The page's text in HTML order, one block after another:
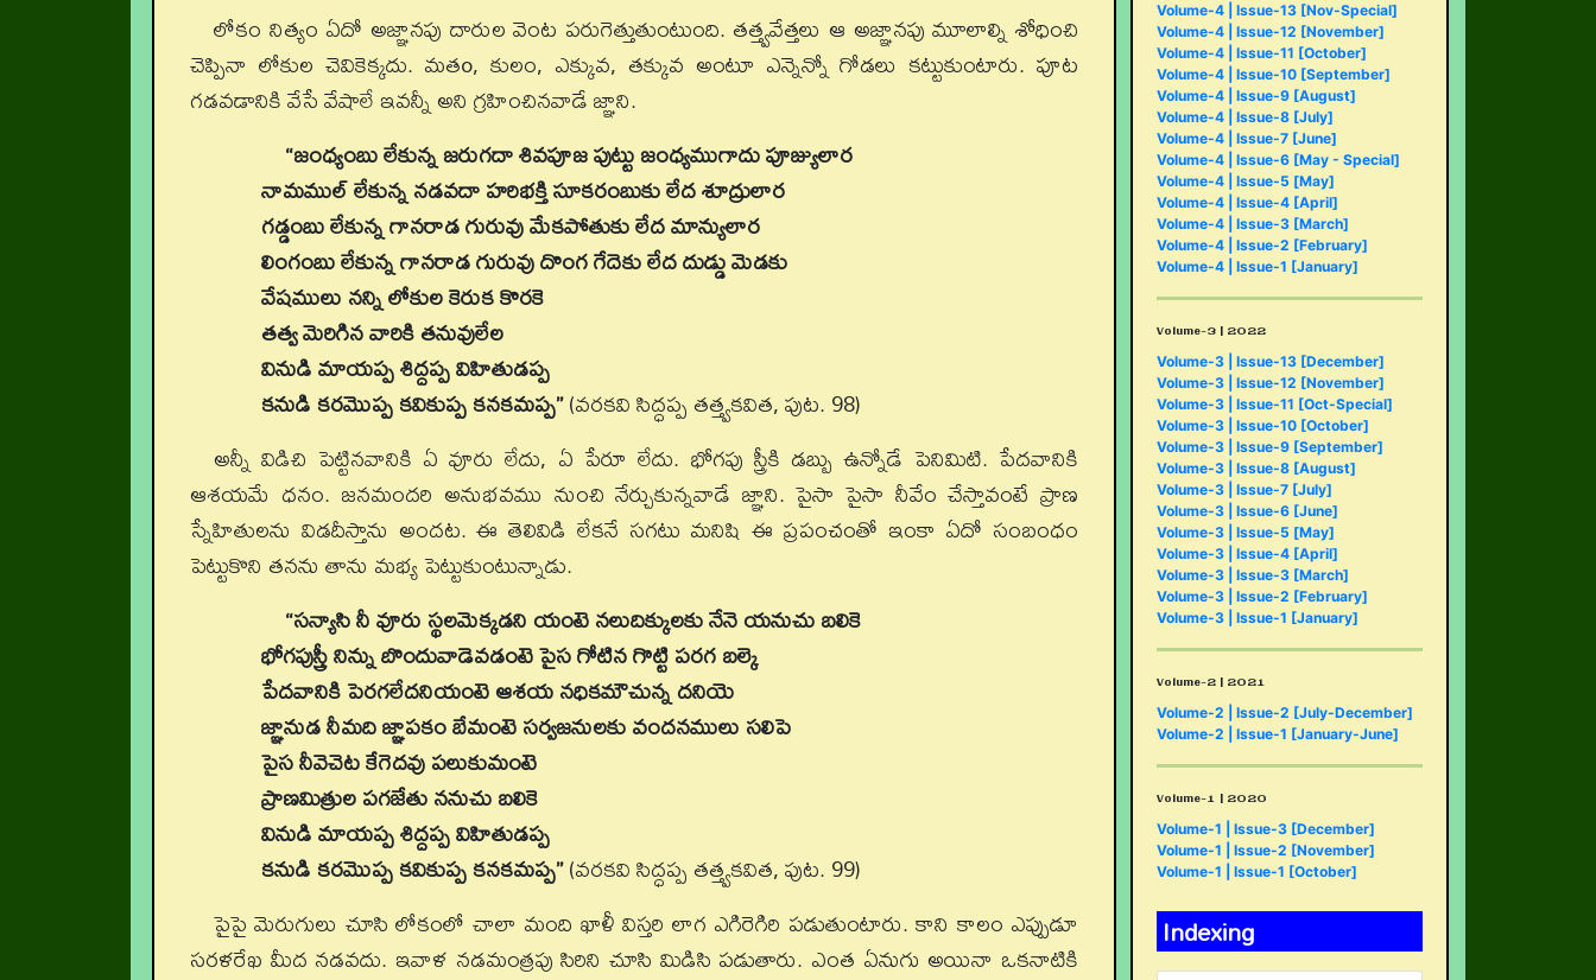
లోకం నిత్యం ఏదో అజ్ఞానపు దారుల వెంట పరుగెత్తుతుంటుంది. తత్త్వవేత్తలు ఆ అజ్ఞానపు మూలాల్ని శోధించి
చెప్పినా లోకుల చెవికెక్కదు. మతo, కులం, ఎక్కువ, తక్కువ అంటూ ఎన్నెన్నో గోడలు కట్టుకుంటారు. పూట
గడవడానికి వేసే వేషాలే ఇవన్నీ అని గ్రహించినవాడే జ్ఞాని.
“జంధ్యంబు లేకున్న జరుగదా శివపూజ పుట్టు జంధ్యముగాదు పూజ్యులార
నామముల్ లేకున్న నడవదా హరిభక్తి సూకరంబుకు లేద శూద్రులార
గడ్డంబు లేకున్న గానరాడ గురువు మేకపోతుకు లేద మాన్యులార
లింగంబు లేకున్న గానరాడ గురువు దొంగ గేదెకు లేద దుడ్డు మెడకు
వేషములు నన్ని లోకుల కెరుక కొరకె
తత్వ మెరిగిన వారికి తనువులేల
వినుడి మాయప్ప శిద్దప్ప విహితుడప్ప
కనుడి కరమొప్ప కవికుప్ప కనకమప్ప”(వరకవి సిద్ధప్ప తత్త్వకవిత, పుట. 98)
అన్నీ విడిచి పెట్టినవానికి ఏ వూరు లేదు, ఏ పేరూ లేదు. భోగపు స్త్రీకి డబ్బు ఉన్నోడే పెనిమిటి. పేదవానికి
ఆశయమే ధనం. జనమందరి అనుభవము నుంచి నేర్చుకున్నవాడే జ్ఞాని. పైసా పైసా నీవేం చేస్తావంటే ప్రాణ
స్నేహితులను విడదీస్తాను అందట. ఈ తెలివిడి లేకనే సగటు మనిషి ఈ ప్రపంచంతో ఇంకా ఏదో సంబంధం
పెట్టుకొని తనను తాను మభ్య పెట్టుకుంటున్నాడు.
“సన్యాసి నీ వూరు స్థలమెక్కడని యంటె నలుదిక్కులకు నేనె యనుచు బలికె
భోగపుస్త్రీ నిన్ను బొందువాడెవడంటె పైస గోటిన గొట్టి పరగ బల్కె
పేదవానికి పెరగలేదనియంటె ఆశయ నధికమౌచున్న దనియె
జ్ఞానుడ నీమది జ్ఞాపకం బేమంటె సర్వజనులకు వందనములు సలిపె
పైస నీవెచెట కేగెదవు పలుకుమంటె
ప్రాణమిత్రుల పగజేతు ననుచు బలికె
వినుడి మాయప్ప శిద్దప్ప విహితుడప్ప
కనుడి కరమొప్ప కవికుప్ప కనకమప్ప”(వరకవి సిద్ధప్ప తత్త్వకవిత, పుట. 99)
పైపై మెరుగులు చూసి లోకంలో చాలా మంది ఖాళీ విస్తరి లాగ ఎగిరెగిరి పడుతుంటారు. కాని కాలం ఎప్పుడూ
సరళరేఖ మీద నడవదు. ఇవాళ నడమంత్రపు సిరిని చూసి మిడిసి పడుతారు. ఎంత ఏనుగు అయినా ఒకనాటికి
Volume-4 | Issue-13 [Nov-Special]
Volume-4 | Issue-12 [November]
Volume-4 | Issue-11 [October]
Volume-4 | Issue-10 [September]
Volume-4 | Issue-9 [August]
Volume-4 | Issue-8 [July]
Volume-4 | Issue-7 [June]
Volume-4 | Issue-6 [May - Special]
Volume-4 | Issue-5 [May]
Volume-4 | Issue-4 [April]
Volume-4 | Issue-3 [March]
Volume-4 | Issue-2 [February]
Volume-4 | Issue-1 [January]
Volume-3 | 2022
Volume-3 | Issue-13 [December]
Volume-3 | Issue-12 [November]
Volume-3 | Issue-11 [Oct-Special]
Volume-3 | Issue-10 [October]
Volume-3 | Issue-9 [September]
Volume-3 | Issue-8 [August]
Volume-3 | Issue-7 [July]
Volume-3 | Issue-6 [June]
Volume-3 | Issue-5 [May]
Volume-3 | Issue-4 [April]
Volume-3 | Issue-3 [March]
Volume-3 | Issue-2 [February]
Volume-3 | Issue-1 [January]
Volume-2 | 2021
Volume-2 | Issue-2 [July-December]
Volume-2 | Issue-1 [January-June]
Volume-1 | 2020
Volume-1 | Issue-3 [December]
Volume-1 | Issue-2 [November]
Volume-1 | Issue-1 [October]
Indexing